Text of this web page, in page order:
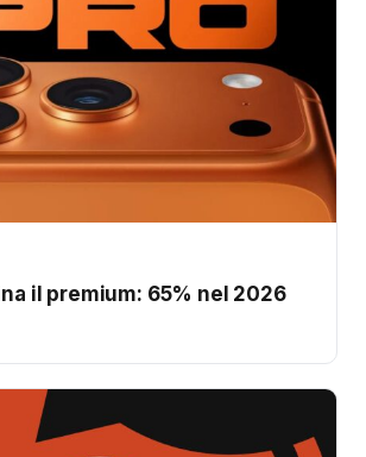
il premium: 65% nel 2026